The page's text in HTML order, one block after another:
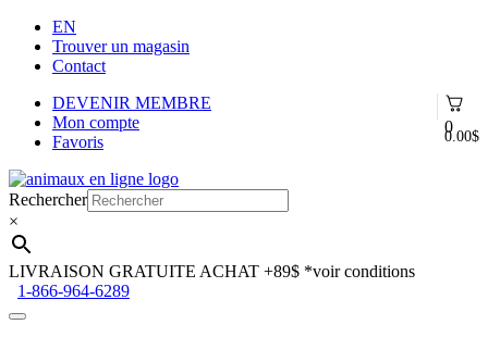
EN
Trouver un magasin
Contact
0
0.00$
DEVENIR MEMBRE
Mon compte
Favoris
Aller
à
la
navigation
Aller
au
contenu
Rechercher
×
LIVRAISON GRATUITE ACHAT +89$ *voir conditions
1-866-964-6289